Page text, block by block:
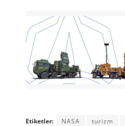
Etiketler: NASA turizm